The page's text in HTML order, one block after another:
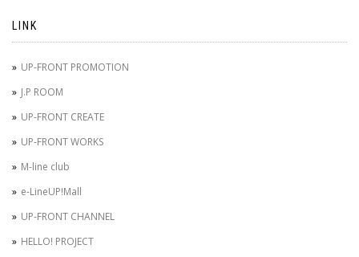
LINK
UP-FRONT PROMOTION
J.P ROOM
UP-FRONT CREATE
UP-FRONT WORKS
M-line club
e-LineUP!Mall
UP-FRONT CHANNEL
HELLO! PROJECT